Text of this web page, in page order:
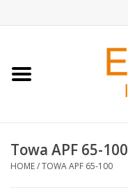
Home
Retail
Towa APF 65-100
HOME/TOWA APF 65-100